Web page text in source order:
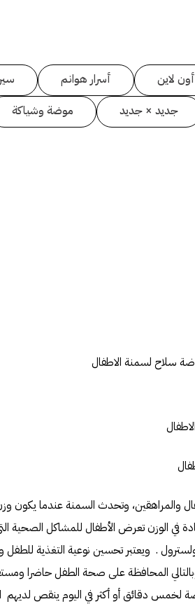
لاين أسرار هوانم
جديد × جديد
موضة وشياكة
والمراهقين، وتحدث السمنة عندما يكون
في الوزن تعرض الأطفال للمشاكل الصحية
. ويعتبر تحسين نوعية التغذية
المحافظة على صحة الطفل حاضرا
لخمس دقائق أو أكثر في اليوم ينقص لديهم